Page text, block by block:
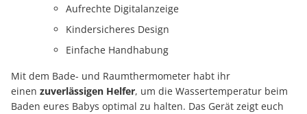
Aufrechte Digitalanzeige
Kindersicheres Design
Einfache Handhabung
Mit dem Bade- und Raumthermometer habt ihr
einen zuverlässigen Helfer, um die Wassertemperatur beim
Baden eures Babys optimal zu halten. Das Gerät zeigt euch